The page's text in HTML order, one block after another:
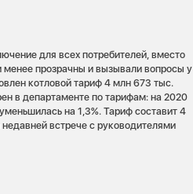
для всех потребителей, вместо
прозрачны и вызывали вопросы у
котловой тариф 4 млн 673 тыс.
в департаменте по тарифам: на 2020
на 1,3%. Тариф составит 4
встрече с руководителями